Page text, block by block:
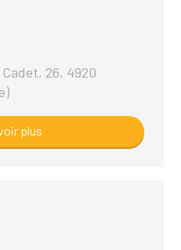
26, 4920
plus